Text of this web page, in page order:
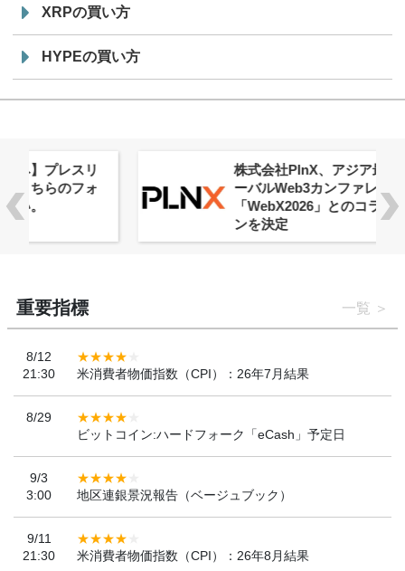
XRPの買い方
HYPEの買い方
株式会社PlnX、アジア最大級のグロ
ーバルWeb3カンファレンス
「WebX2026」とのコラボレーショ
重要指標 一覧
8/12
21:30
米消費者物価指数（CPI）：26年7月結果
8/29
ビットコイン:ハードフォーク「eCash」予定日
9/3
3:00
地区連銀景況報告（ベージュブック）
9/11
21:30
米消費者物価指数（CPI）：26年8月結果